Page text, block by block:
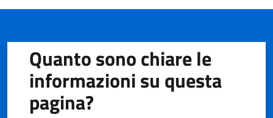
Quanto sono chiare le
informazioni su questa
pagina?